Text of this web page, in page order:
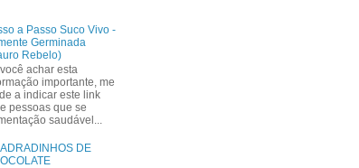
a Passo Suco Vivo -
Germinada
Rebelo)
achar esta
importante, me
a indicar este link
pessoas que se
saudável...
DE